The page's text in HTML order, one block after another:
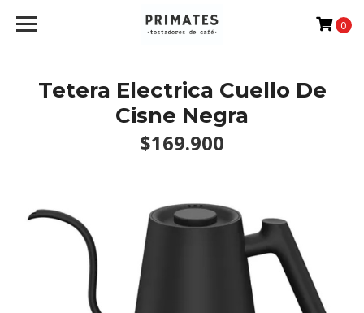
0
Tetera Electrica Cuello De
Cisne Negra
$169.900